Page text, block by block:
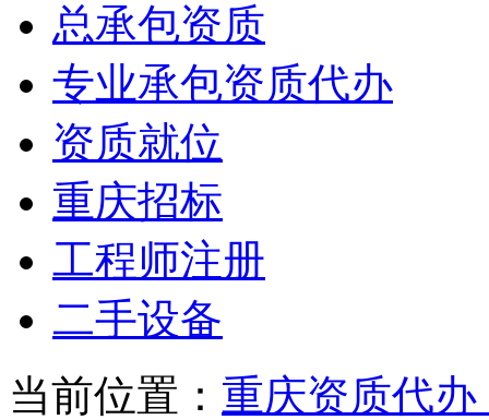
总承包资质
专业承包资质代办
资质就位
重庆招标
工程师注册
二手设备
当前位置： 重庆资质代